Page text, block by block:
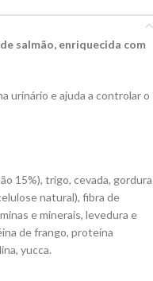
salmão, enriquecida com
urinário e ajuda a controlar o
15%), trigo, cevada, gordura
natural), fibra de
e minerais, levedura e
de frango, proteína
yucca.